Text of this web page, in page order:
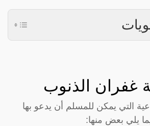
غفران الذنوب
التي يمكن للمسلم أن يدعو بها
يلي بعض منها: